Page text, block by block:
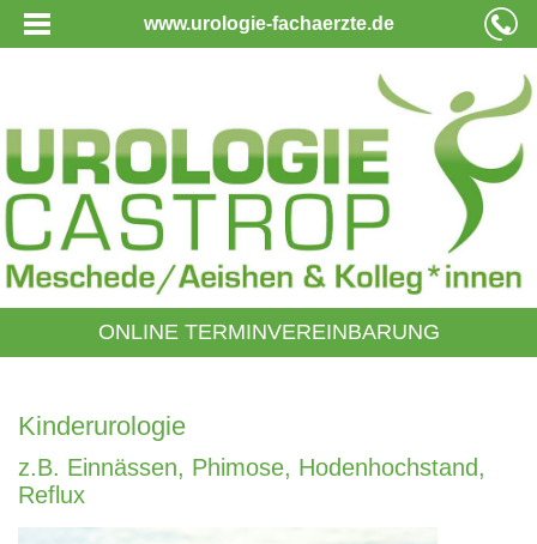
www.urologie-fachaerzte.de
ONLINE TERMINVEREINBARUNG
Kinderurologie
z.B. Einnässen, Phimose, Hodenhochstand,
Reflux